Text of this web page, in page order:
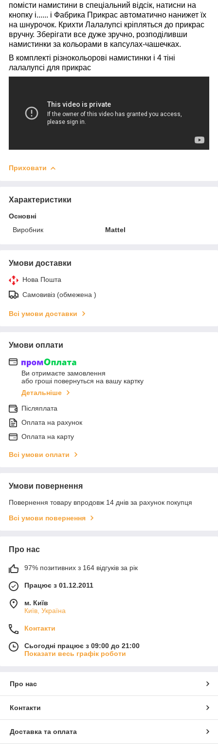
помісти намистини в спеціальний відсік, натисни на
кнопку і...... і Фабрика Прикрас автоматично нанижет їх
на шнурочок. Крихти Лалалупсі кріпляться до прикрас
вручну. Зберігати все дуже зручно, розподіливши
намистинки за кольорами в капсулах-чашечках.
В комплекті різнокольорові намистинки і 4 тіні
лалалупсі для прикрас
Приховати
Характеристики
Основні
Виробник
Mattel
Умови доставки
Нова Пошта
Самовивіз (обмежена )
Всі умови доставки
Умови оплати
Ви отримаєте замовлення
або гроші повернуться на вашу картку
Детальніше
Післяплата
Оплата на рахунок
Оплата на карту
Всі умови оплати
Умови повернення
Повернення товару впродовж 14 днів за рахунок покупця
Всі умови повернення
Про нас
97% позитивних з 164 відгуків за рік
Працює з 01.12.2011
м. Київ
Київ, Україна
Контакти
Сьогодні працює з 09:00 до 21:00
Показати весь графік роботи
Про нас
Контакти
Доставка та оплата